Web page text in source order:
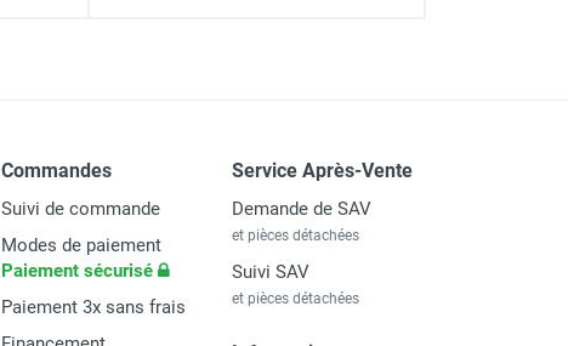
Commandes
Suivi de commande
Modes de paiement
Paiement sécurisé
Paiement 3x sans frais
Service Après-Vente
Demande de SAV
et pièces détachées
Suivi SAV
et pièces détachées